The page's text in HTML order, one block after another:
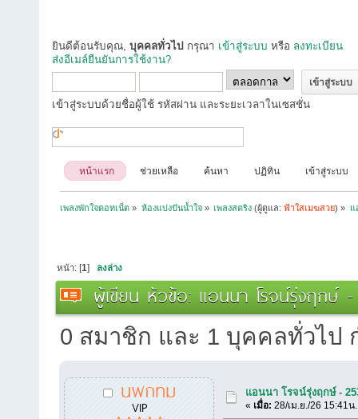
ยินดีต้อนรับคุณ, บุคคลทั่วไป กรุณา เข้าสู่ระบบ หรือ ลงทะเบียน
ส่งอีเมล์ยืนยันการใช้งาน?
เข้าสู่ระบบด้วยชื่อผู้ใช้ รหัสผ่าน และระยะเวลาในเซสชั่น
หน้าแรก ช่วยเหลือ ค้นหา ปฏิทิน เข้าสู่ระบบ
เพลงพักใจดอทเน็ต » ห้องแบ่งปันน้ำใจ» เพลงสตริง (ผู้ดูแล:ฟ้าใสเมฆสวย) » แ
หน้า: [1] ลงล่าง
ผู้เขียน หัวข้อ: แอนนา โรจน์รุ่งฤกษ์
0 สมาชิก และ 1 บุคคลทั่วไป
นพกทม
VIP
แอนนา โรจน์รุ่งฤกษ์ -
« เมื่อ: 28/เม.ย./26 15:41น